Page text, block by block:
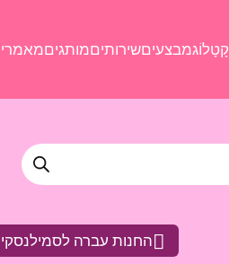
קָטָלוֹגמבצעיםשירותיםמותגים
החנות עברה לסמילנסקי 10